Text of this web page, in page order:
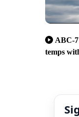
ABC-
temps